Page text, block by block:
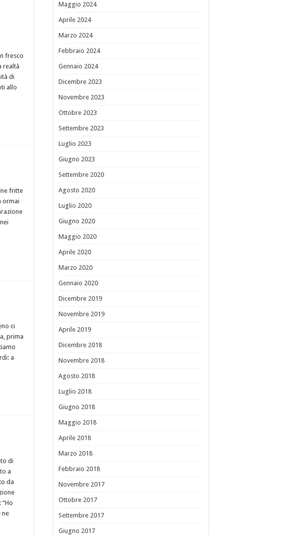
fresco
realtà
di
allo
fritte
ormai
ci
prima
a
di
a
da
ne
Maggio 2024
Aprile 2024
Marzo 2024
Febbraio 2024
Gennaio 2024
Dicembre 2023
Novembre 2023
Ottobre 2023
Settembre 2023
Luglio 2023
Giugno 2023
Settembre 2020
Agosto 2020
Luglio 2020
Giugno 2020
Maggio 2020
Aprile 2020
Marzo 2020
Gennaio 2020
Dicembre 2019
Novembre 2019
Aprile 2019
Dicembre 2018
Novembre 2018
Agosto 2018
Luglio 2018
Giugno 2018
Maggio 2018
Aprile 2018
Marzo 2018
Febbraio 2018
Novembre 2017
Ottobre 2017
Settembre 2017
Giugno 2017